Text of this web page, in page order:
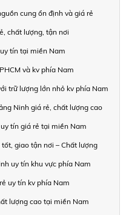
cung ổn định và giá rẻ
chất lượng, tận nơi
tín tại miền Nam
và kv phía Nam
trữ lượng lớn nhỏ kv phía Nam
Ninh giá rẻ, chất lượng cao
tín giá rẻ tại miền Nam
giao tận nơi – Chất lượng
uy tín khu vực phía Nam
uy tín kv phía Nam
lượng cao tại miền Nam